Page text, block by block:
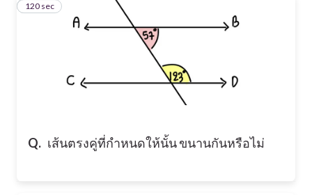
Q. เส้นตรงคู่ที่กำหนดให้นั้น ขนานกันหรือไม่
1
120 sec